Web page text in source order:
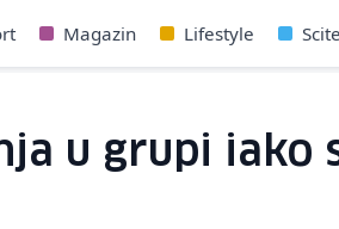
Magazin Lifestyle
u grupi iako